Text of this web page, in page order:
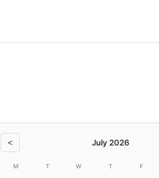
< July 2026
M T W T F